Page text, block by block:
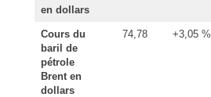
en dollars
Cours du
baril de
pétrole
Brent en
dollars
74,78 +3,05 %